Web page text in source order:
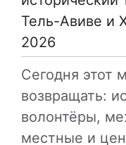
Тель-Авиве и
2026
Сегодня этот
возвращать:
волонтёры,
местные и